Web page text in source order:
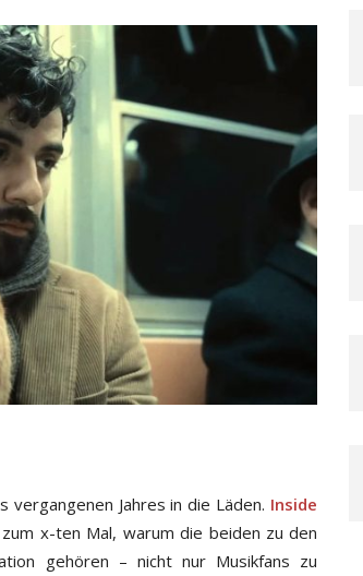
Jahres in die Läden. Inside
x-ten Mal, warum die beiden zu den
gehören – nicht nur Musikfans zu